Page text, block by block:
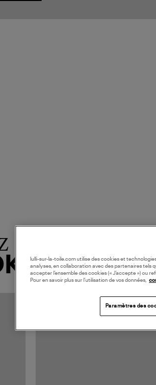
lulli-sur-la-toile.com utilise des cookies et
analyses, en collaboration avec des partenaires tels
accepter l’ensemble des cookies (« J’accepte ») ou
Pour en savoir plus sur l’utilisation de vos données,
Paramètres des